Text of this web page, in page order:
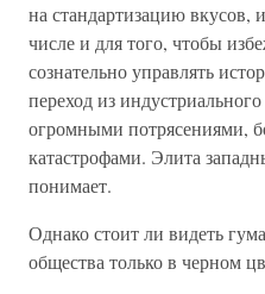
на стандартизацию вкусов,
числе и для того, чтобы
сознательно управлять
переход из
огромными потрясениями,
катастрофами. Элита
понимает.
Однако стоит ли видеть
общества только в черном